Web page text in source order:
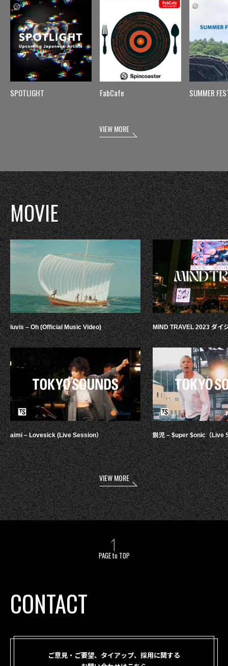
SPOTLIGHT FabCafe SUMMER
VIEW MORE
MOVIE
luvis – Oh (Official Music Video)
aimi – Lovesick (Live Session）
MIND TRAVEL 2023 ダイ
鋭児 – $uper $onic（Live
VIEW MORE
PAGE to TOP
CONTACT
ご意見・ご要望、タイアップ、採用に関する